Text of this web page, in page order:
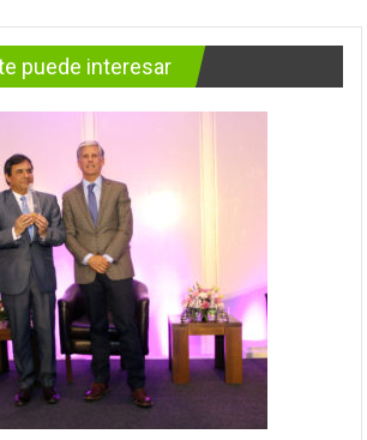
puede interesar